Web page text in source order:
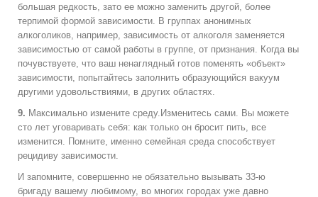
большая редкость, зато ее можно заменить другой, более
терпимой формой зависимости. В группах анонимных
алкоголиков, например, зависимость от алкоголя заменяется
зависимостью от самой работы в группе, от признания. Когда вы
почувствуете, что ваш ненаглядный готов поменять «объект»
зависимости, попытайтесь заполнить образующийся вакуум
другими удовольствиями, в других областях.
9. Максимально измените среду.Изменитесь сами. Вы можете
сто лет уговаривать себя: как только он бросит пить, все
изменится. Помните, именно семейная среда способствует
рецидиву зависимости.
И запомните, совершенно не обязательно вызывать 33-ю
бригаду вашему любимому, во многих городах уже давно